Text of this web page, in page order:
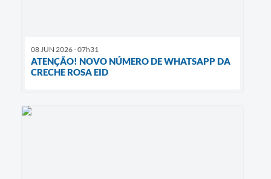
08 JUN 2026 - 07h31
ATENÇÃO! NOVO NÚMERO DE WHATSAPP DA
CRECHE ROSA EID